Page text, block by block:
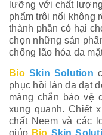
lưỡng với chất
phẩm trôi nổi không
thành phần có hại
chọn những sản
chống lão hóa da
Bio Skin Solution
phục hồi làn da đạt
màng chắn bảo vệ
xung quanh. Chiết
chất Neem và các
giúp Bio Skin